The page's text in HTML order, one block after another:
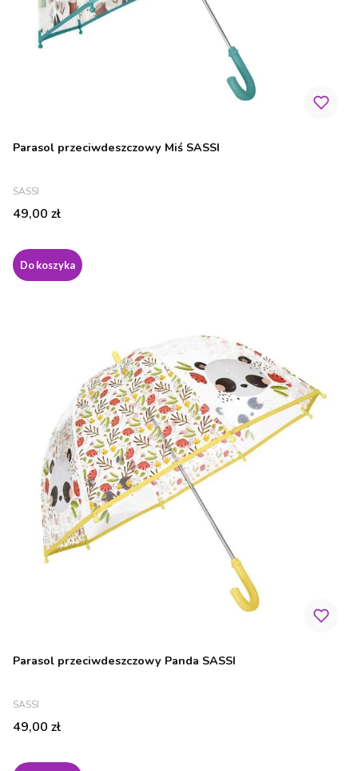
Parasol przeciwdeszczowy Miś SASSI
PRODUCENT
SASSI
Cena
49,00 zł
Do koszyka
Parasol przeciwdeszczowy Panda SASSI
PRODUCENT
SASSI
Cena
49,00 zł